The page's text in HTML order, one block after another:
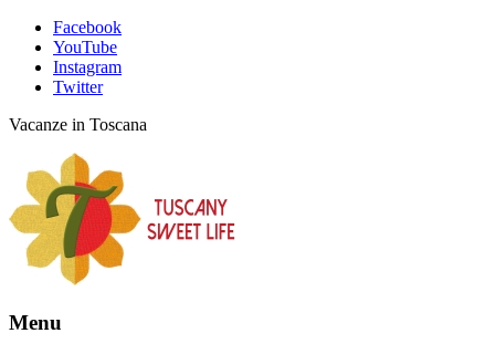
Facebook
YouTube
Instagram
Twitter
Vacanze in Toscana
Menu